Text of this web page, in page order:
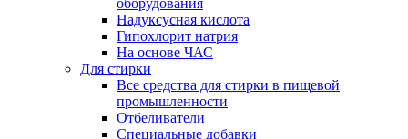
оборудования
Надуксусная кислота
Гипохлорит натрия
На основе ЧАС
Для стирки
Все средства для стирки в пищевой
промышленности
Отбеливатели
Специальные добавки